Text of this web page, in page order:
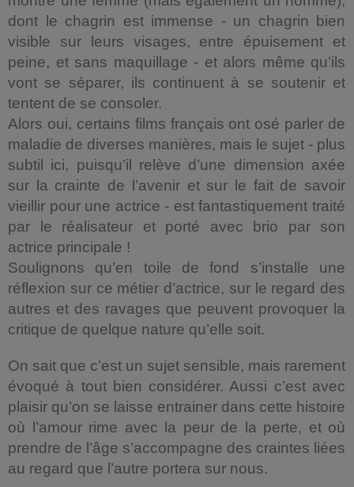
dont le chagrin est immense - un chagrin bien
visible sur leurs visages, entre épuisement et
peine, et sans maquillage - et alors même qu’ils
vont se séparer, ils continuent à se soutenir et
tentent de se consoler.
Alors oui, certains films français ont osé parler de
maladie de diverses manières, mais le sujet - plus
subtil ici, puisqu’il relève d’une dimension axée
sur la crainte de l’avenir et sur le fait de savoir
vieillir pour une actrice - est fantastiquement traité
par le réalisateur et porté avec brio par son
actrice principale !
Soulignons qu’en toile de fond s’installe une
réflexion sur ce métier d’actrice, sur le regard des
autres et des ravages que peuvent provoquer la
critique de quelque nature qu’elle soit.
On sait que c’est un sujet sensible, mais rarement
évoqué à tout bien considérer. Aussi c’est avec
plaisir qu’on se laisse entrainer dans cette histoire
où l’amour rime avec la peur de la perte, et où
prendre de l’âge s’accompagne des craintes liées
au regard que l’autre portera sur nous.